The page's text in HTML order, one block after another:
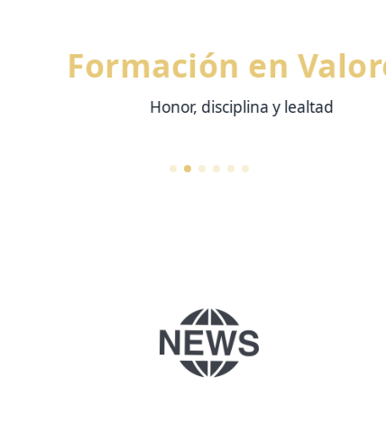
Formación en Valores
Honor, disciplina y lealtad